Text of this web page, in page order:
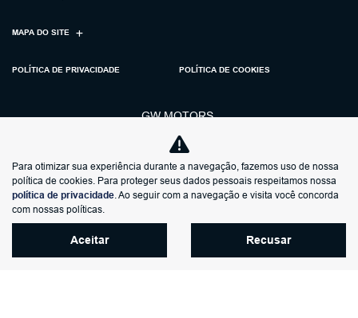
MAPA DO SITE
POLÍTICA DE PRIVACIDADE POLÍTICA DE COOKIES
GW MOTORS
CNPJ: 00.549.675/0006-07
No trânsito, enxergar o outro
Para otimizar sua experiência durante a navegação, fazemos uso de nossa
política de cookies. Para proteger seus dados pessoais respeitamos nossa
política de privacidade. Ao seguir com a navegação e visita você concorda
com nossas políticas.
Aceitar Recusar